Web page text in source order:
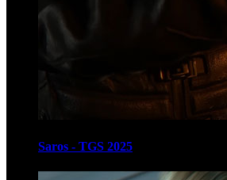
Saros - TGS 2025